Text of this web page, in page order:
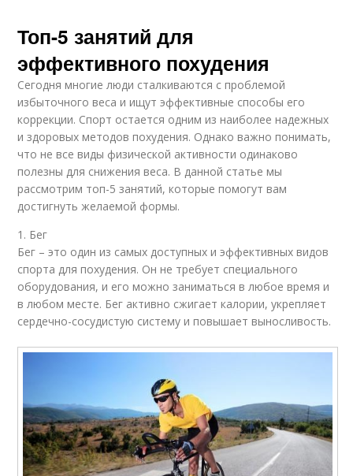
Топ-5 занятий для
эффективного похудения
Сегодня многие люди сталкиваются с проблемой
избыточного веса и ищут эффективные способы его
коррекции. Спорт остается одним из наиболее надежных
и здоровых методов похудения. Однако важно понимать,
что не все виды физической активности одинаково
полезны для снижения веса. В данной статье мы
рассмотрим топ-5 занятий, которые помогут вам
достигнуть желаемой формы.
1. Бег
Бег – это один из самых доступных и эффективных видов
спорта для похудения. Он не требует специального
оборудования, и его можно заниматься в любое время и
в любом месте. Бег активно сжигает калории, укрепляет
сердечно-сосудистую систему и повышает выносливость.